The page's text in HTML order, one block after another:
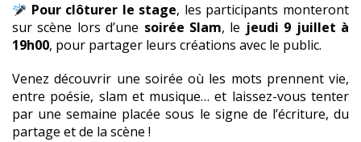
Pour clôturer le stage, les participants monteront
sur scène lors d’une soirée Slam, le jeudi 9 juillet à
19h00, pour partager leurs créations avec le public.
Venez découvrir une soirée où les mots prennent vie,
entre poésie, slam et musique… et laissez-vous tenter
par une semaine placée sous le signe de l’écriture, du
partage et de la scène !